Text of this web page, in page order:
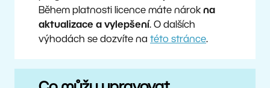
Během platnosti licence máte nárok na
aktualizace a vylepšení . O dalších
výhodách se dozvíte na této stránce.